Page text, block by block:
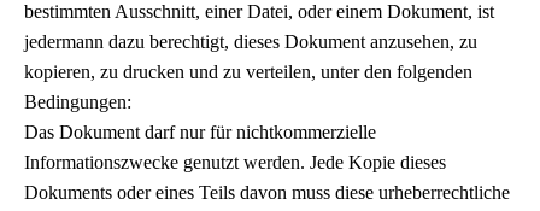
bestimmten Ausschnitt, einer Datei, oder einem Dokument, ist
jedermann dazu berechtigt, dieses Dokument anzusehen, zu
kopieren, zu drucken und zu verteilen, unter den folgenden
Bedingungen:
Das Dokument darf nur für nichtkommerzielle
Informationszwecke genutzt werden. Jede Kopie dieses
Dokuments oder eines Teils davon muss diese urheberrechtliche